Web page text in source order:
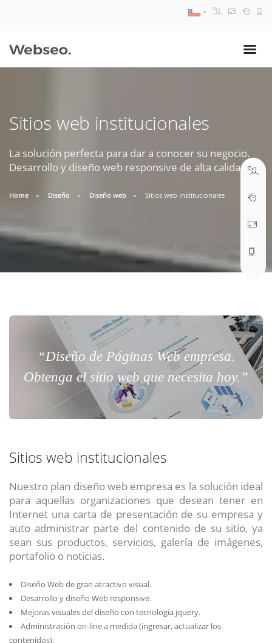
Sitios web institucionales
La solución perfecta para dar a conocer su negocio.
Desarrollo y diseño web responsive de alta calidad.
Home Diseño Diseño web Sitios web institucionales
“Diseño de Páginas Web empresa.
Obtenga el sitio web que necesita hoy.”
Sitios web institucionales
Nuestro plan diseño web empresa es la solución ideal
para aquellas organizaciones que desean tener en
Internet una carta de presentación de su empresa y
auto administrar parte del contenido de su sitio, ya
sean sus productos, servicios, galería de imágenes,
portafolio o noticias.
Diseño Web de gran atractivo visual.
Desarrollo y diseño Web responsive.
Mejoras visuales del diseño con tecnología jquery.
Administración on-line a medida (ingresar, actualizar los
contenidos).
09:30 AM A 18:30 PM
soporte@webseo.cl